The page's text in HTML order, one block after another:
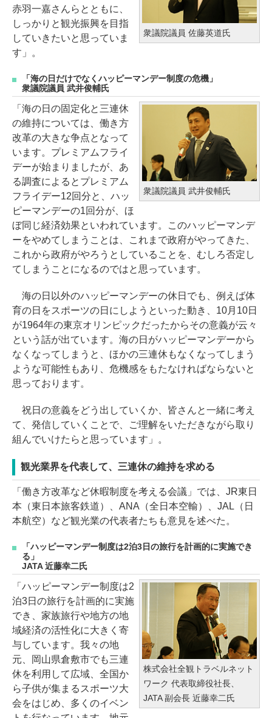
衆議院議員 佐藤英道氏
赤羽一嘉さんらとともに、
しっかりと観光振興を目指
していきたいと思っていま
す」。
「海の日だけでなくハッピーマンデー制度の危機」
衆議院議員 武井俊輔氏
衆議院議員 武井俊輔氏
「海の日の固定化と三連休
の維持については、働き方
改革の大きな争点となって
います。プレミアムフライ
デーが始まりましたが、あ
る調査によるとプレミアム
フライデー12回分と、ハッ
ピーマンデーの1回分が、ほ
ぼ同じ経済効果といわれています。このハッピーマンデ
ーをやめてしまうことは、これまで政府がやってきた、
これから政府がやろうとしていることを、むしろ否定し
てしまうことになるのではと思っています。
海の日以外のハッピーマンデーの休日でも、例えば体
育の日をスポーツの日にしようといった動き、10月10日
が1964年の東京オリンピックだったからその意義が云々
という話が出ています。海の日がハッピーマンデーから
なくなってしまうと、ほかの三連休もなくなってしまう
ような可能性もあり、危機感をもたなければならないと
思っております。
祝日の意義をどう出していくか、皆さんと一緒に考え
て、発信していくことで、ご理解をいただきながら取り
組んでいけたらと思っています」。
観光業界を代表して、三連休の維持を求める
「働き方改革など休暇制度を考える会議」では、JR東日
本（東日本旅客鉄道）、ANA（全日本空輸）、JAL（日
本航空）など観光業の代表者たちも意見を述べた。
「ハッピーマンデー制度は2泊3日の旅行を計画的に実施でき
る」
JATA 近藤幸二氏
株式会社全観トラベルネット
ワーク 代表取締役社長、
JATA 副会長 近藤幸二氏
「ハッピーマンデー制度は2
泊3日の旅行を計画的に実施
でき、家族旅行や地方の地
域経済の活性化に大きく寄
与しています。我々の地
元、岡山県倉敷市でも三連
休を利用して広域、全国か
ら子供が集まるスポーツ大
会をはじめ、多くのイベン